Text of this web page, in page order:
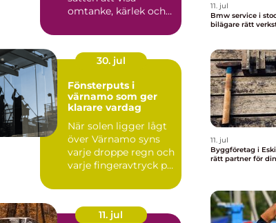
omtanke, kärlek och
kan ...
30. jul
Fönsterputs i
värnamo som ger
klarare vardag
När solen ligger lågt
över Värnamo syns
varje droppe regn och
varje fingeravtryck på
11. jul
11. jul
Bmw service i
bilägare rätt
11. jul
Byggföretag i
rätt partner för